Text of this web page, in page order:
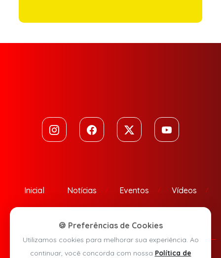
Inicial Notícias Eventos Vídeos
🍪 Preferências de Cookies
Utilizamos cookies para melhorar sua experiência. Ao
continuar, você concorda com nossa Política de